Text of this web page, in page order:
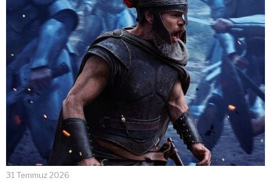
31 Temmuz 2026